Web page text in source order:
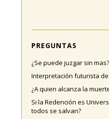
PREGUNTAS
¿Se puede juzgar sin mas?
Interpretación futurista
¿A quien alcanza la
Si la Redención es
todos se salvan?